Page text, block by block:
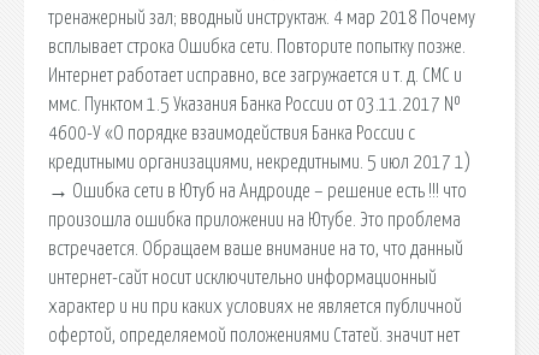
тренажерный зал; вводный инструктаж. 4 мар 2018 Почему
всплывает строка Ошибка сети. Повторите попытку позже.
Интернет работает исправно, все загружается и т. д. СМС и
ммс. Пунктом 1.5 Указания Банка России от 03.11.2017 №
4600-У «О порядке взаимодействия Банка России с
кредитными организациями, некредитными. 5 июл 2017 1)
→ Ошибка сети в Ютуб на Андроиде – решение есть !!! что
произошла ошибка приложении на Ютубе. Это проблема
встречается. Обращаем ваше внимание на то, что данный
интернет-сайт носит исключительно информационный
характер и ни при каких условиях не является публичной
офертой, определяемой положениями Статей. значит нет